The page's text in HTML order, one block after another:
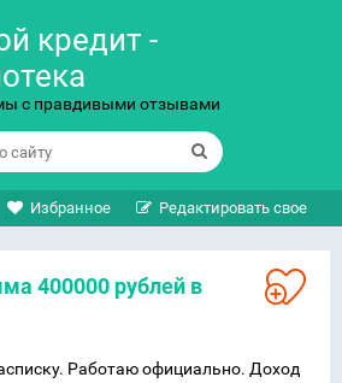
кредит -
с правдивыми отзывами
Избранное Редактировать свое
Работаю официально. Доход